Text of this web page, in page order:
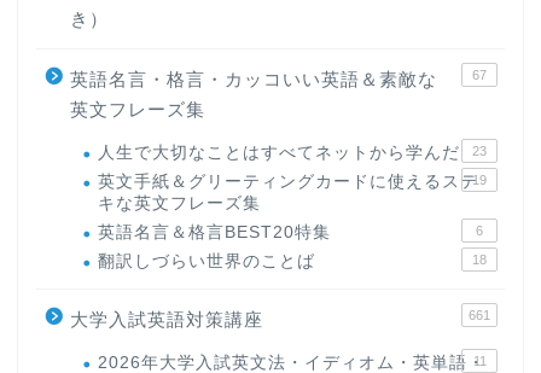
き）
英語名言・格言・カッコいい英語＆素敵な
英文フレーズ集
67
人生で大切なことはすべてネットから学んだ 23
英文手紙＆グリーティングカードに使えるステ
キな英文フレーズ集
19
英語名言＆格言BEST20特集 6
翻訳しづらい世界のことば 18
大学入試英語対策講座 661
2026年大学入試英文法・イディオム・英単語・
11